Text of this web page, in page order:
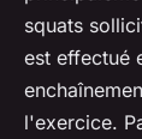
squats
est effectué
l'exercice.